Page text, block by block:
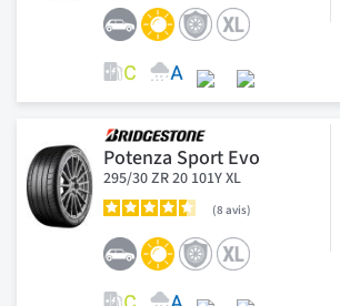
Potenza Sport Evo
295/30 ZR 20 101Y XL
8 avis